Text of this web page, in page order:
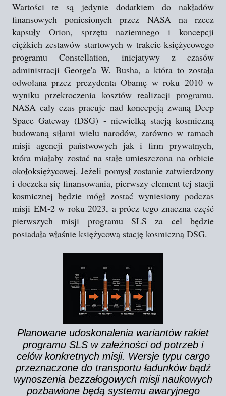
Wartości te są jedynie dodatkiem do nakładów
finansowych poniesionych przez NASA na rzecz
kapsuły Orion, sprzętu naziemnego i koncepcji
ciężkich zestawów startowych w trakcie księżycowego
programu Constellation, inicjatywy z czasów
administracji George'a W. Busha, a która to została
odwołana przez prezydenta Obamę w roku 2010 w
wyniku przekroczenia kosztów realizacji programu.
NASA cały czas pracuje nad koncepcją zwaną Deep
Space Gateway (DSG) - niewielką stacją kosmiczną
budowaną siłami wielu narodów, zarówno w ramach
misji agencji państwowych jak i firm prywatnych,
która miałaby zostać na stałe umieszczona na orbicie
okołoksiężycowej. Jeżeli pomysł zostanie zatwierdzony
i doczeka się finansowania, pierwszy element tej stacji
kosmicznej będzie mógł zostać wyniesiony podczas
misji EM-2 w roku 2023, a prócz tego znaczna część
pierwszych misji programu SLS za cel będzie
posiadała właśnie księżycową stację kosmiczną DSG.
Planowane udoskonalenia wariantów rakiet
programu SLS w zależności od potrzeb i
celów konkretnych misji. Wersje typu cargo
przeznaczone do transportu ładunków bądź
wynoszenia bezzałogowych misji naukowych
pozbawione będą systemu awaryjnego